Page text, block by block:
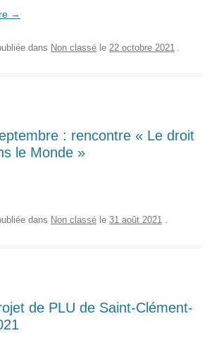
→
dans Non classé le 22 octobre 2021 .
: rencontre « Le droit
le Monde »
dans Non classé le 31 août 2021 .
de PLU de Saint-Clément-